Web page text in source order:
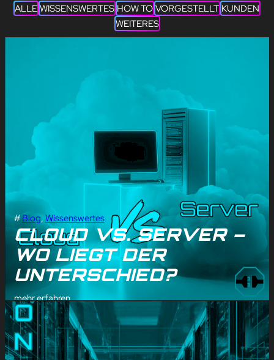
ALLE WISSENSWERTES HOW TO VORGESTELLT KUNDEN
WEITERES
#Blog, Wissenswertes
CLOUD VS. SERVER –
WO LIEGT DER
UNTERSCHIED?
mehr erfahren